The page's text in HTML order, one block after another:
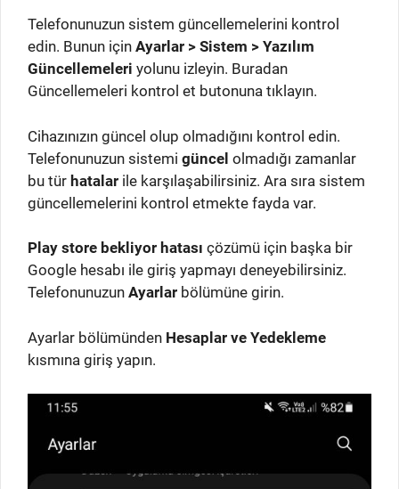
Telefonunuzun sistem güncellemelerini kontrol
edin. Bunun için Ayarlar > Sistem > Yazılım
Güncellemeleri yolunu izleyin. Buradan
Güncellemeleri kontrol et butonuna tıklayın.
Cihazınızın güncel olup olmadığını kontrol edin.
Telefonunuzun sistemi güncel olmadığı zamanlar
bu tür hatalar ile karşılaşabilirsiniz. Ara sıra sistem
güncellemelerini kontrol etmekte fayda var.
Play store bekliyor hatası çözümü için başka bir
Google hesabı ile giriş yapmayı deneyebilirsiniz.
Telefonunuzun Ayarlar bölümüne girin.
Ayarlar bölümünden Hesaplar ve Yedekleme
kısmına giriş yapın.